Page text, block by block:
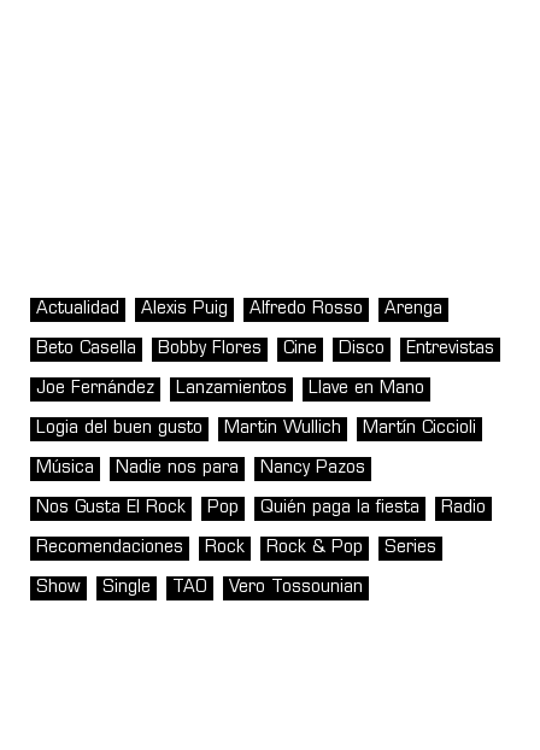
Actualidad Alexis Puig Alfredo Rosso Arenga
Beto Casella Bobby Flores Cine Disco Entrevistas
Joe Fernández Lanzamientos Llave en Mano
Logia del buen gusto Martin Wullich Martín Ciccioli
Música Nadie nos para Nancy Pazos
Nos Gusta El Rock Pop Quién paga la fiesta Radio
Recomendaciones Rock Rock & Pop Series
Show Single TAO Vero Tossounian